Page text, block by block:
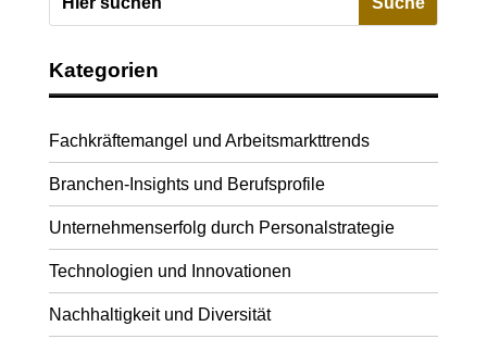
Kategorien
Fachkräftemangel und Arbeitsmarkttrends
Branchen-Insights und Berufsprofile
Unternehmenserfolg durch Personalstrategie
Technologien und Innovationen
Nachhaltigkeit und Diversität